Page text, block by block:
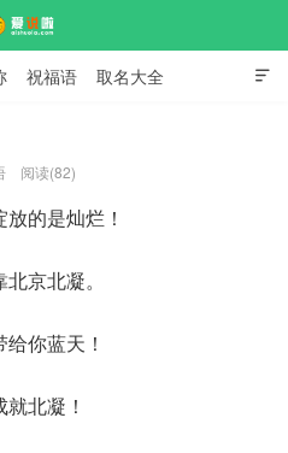

祝福语 取名大全
阅读(82)
的是灿烂！
京北凝。
你蓝天！
北凝！